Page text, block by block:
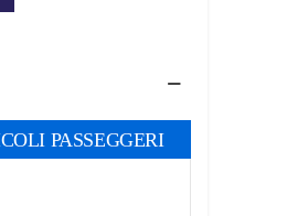
PASSEGGERI